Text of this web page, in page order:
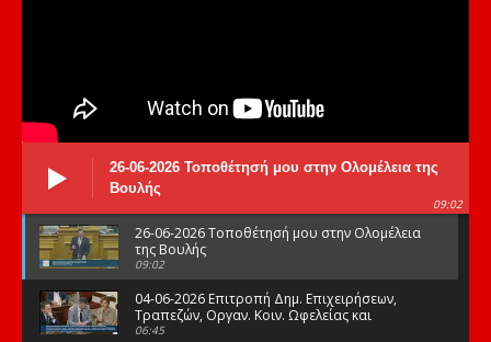
26-06-2026 Τοποθέτησή μου στην Ολομέλεια της
Βουλής
09:02
26-06-2026 Τοποθέτησή μου στην Ολομέλεια
της Βουλής
09:02
04-06-2026 Επιτροπή Δημ. Επιχειρήσεων,
Τραπεζών, Οργαν. Κοιν. Ωφελείας και
Φορέων Κοινων. Ασφάλισης
06:45